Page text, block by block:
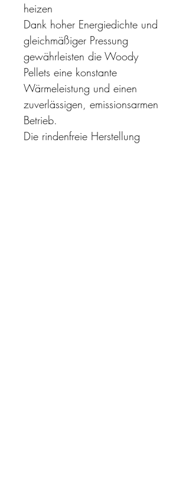
heizen
Dank hoher Energiedichte und
gleichmäßiger Pressung
gewährleisten die Woody
Pellets eine konstante
Wärmeleistung und einen
zuverlässigen, emissionsarmen
Betrieb.
Die rindenfreie Herstellung